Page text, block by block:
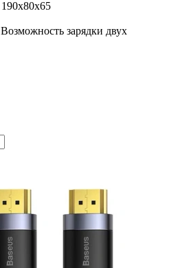
190х80х65
Возможность зарядки двух